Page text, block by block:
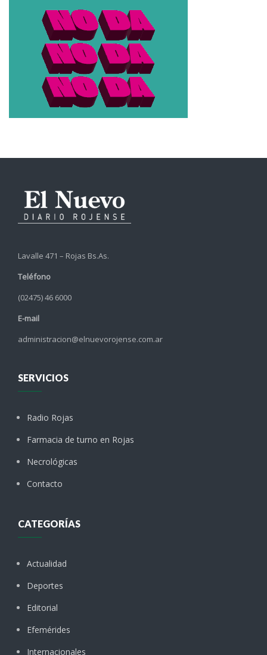
Lavalle 471 – Rojas Bs.As.
Teléfono
(02475) 46 6000
E-mail
administracion@elnuevorojense.com.ar
SERVICIOS
Radio Rojas
Farmacia de turno en Rojas
Necrológicas
Contacto
CATEGORÍAS
Actualidad
Deportes
Editorial
Efemérides
Internacionales